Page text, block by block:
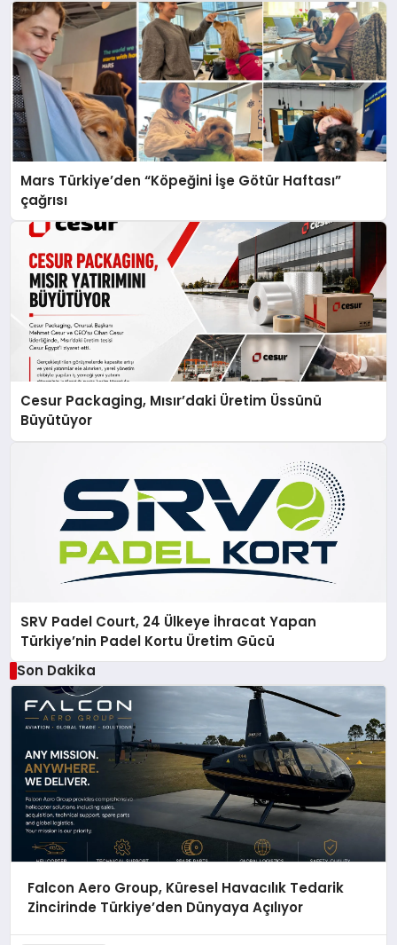
Mars Türkiye’den “Köpeğini İşe Götür Haftası”
çağrısı
Cesur Packaging, Mısır’daki Üretim Üssünü
Büyütüyor
SRV Padel Court, 24 Ülkeye İhracat Yapan
Türkiye’nin Padel Kortu Üretim Gücü
Son Dakika
Falcon Aero Group, Küresel Havacılık Tedarik
Zincirinde Türkiye’den Dünyaya Açılıyor